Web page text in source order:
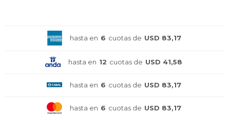
hasta en 6 cuotas de USD 83,17
hasta en 12 cuotas de USD 41,58
hasta en 6 cuotas de USD 83,17
hasta en 6 cuotas de USD 83,17